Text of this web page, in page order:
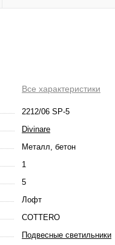
Все характеристики
2212/06 SP-5
Divinare
Металл, бетон
1
5
Лофт
COTTERO
Подвесные светильники